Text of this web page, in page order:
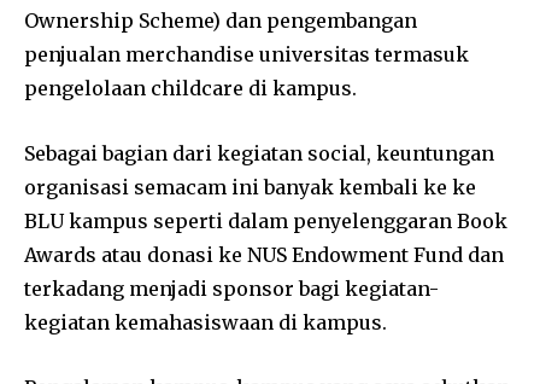
Ownership Scheme) dan pengembangan
penjualan merchandise universitas termasuk
pengelolaan childcare di kampus.
Sebagai bagian dari kegiatan social, keuntungan
organisasi semacam ini banyak kembali ke ke
BLU kampus seperti dalam penyelenggaran Book
Awards atau donasi ke NUS Endowment Fund dan
terkadang menjadi sponsor bagi kegiatan-
kegiatan kemahasiswaan di kampus.